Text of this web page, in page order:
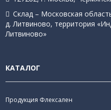
Склад – Московская
д. Литвиново, территория
Литвиново»
КАТАЛОГ
Продукция Флексален